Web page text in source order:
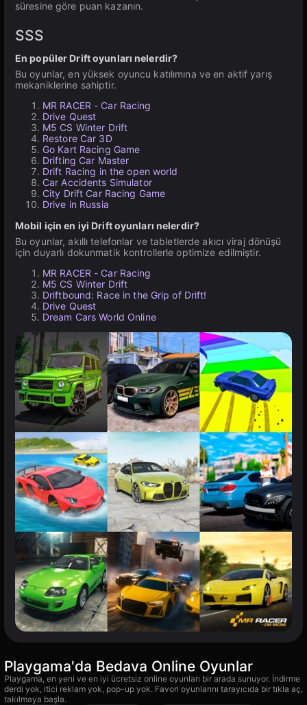
süresine göre puan kazanın.
SSS
En popüler Drift oyunları nelerdir?
Bu oyunlar, en yüksek oyuncu katılımına ve en aktif yarış
mekaniklerine sahiptir.
MR RACER - Car Racing
Drive Quest
M5 CS Winter Drift
Restore Car 3D
Go Kart Racing Game
Drifting Car Master
Drift Racing in the open world
Car Accidents Simulator
City Drift Car Racing Game
Drive in Russia
Mobil için en iyi Drift oyunları nelerdir?
Bu oyunlar, akıllı telefonlar ve tabletlerde akıcı viraj dönüşü
için duyarlı dokunmatik kontrollerle optimize edilmiştir.
MR RACER - Car Racing
M5 CS Winter Drift
Driftbound: Race in the Grip of Drift!
Drive Quest
Dream Cars World Online
Playgama'da Bedava Online Oyunlar
Playgama, en yeni ve en iyi ücretsiz online oyunları bir arada sunuyor. İndirme
derdi yok, itici reklam yok, pop-up yok. Favori oyunlarını tarayıcıda bir tıkla aç,
takılmaya başla.